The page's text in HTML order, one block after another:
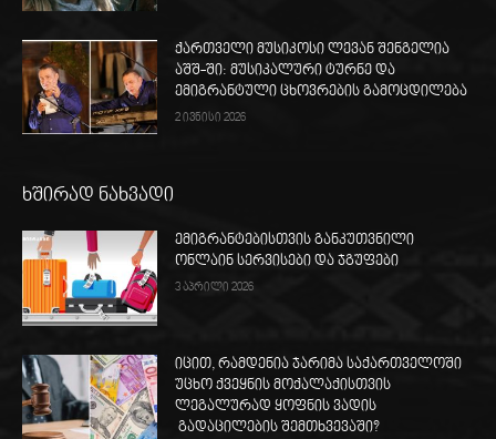
ქართველი მუსიკოსი ლევან შენგელია
აშშ-ში: მუსიკალური ტურნე და
ემიგრანტული ცხოვრების გამოცდილება
2 ივნისი 2026
ხშირად ნახვადი
ემიგრანტებისთვის განკუთვნილი
ონლაინ სერვისები და ჯგუფები
3 აპრილი 2026
იცით, რამდენია ჯარიმა საქართველოში
უცხო ქვეყნის მოქალაქისთვის
ლეგალურად ყოფნის ვადის
გადაცილების შემთხვევაში?